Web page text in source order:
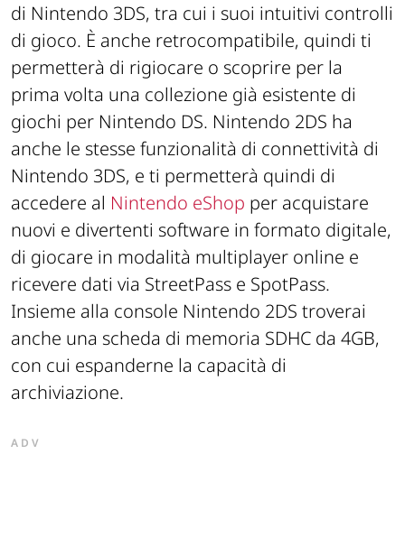
di Nintendo 3DS, tra cui i suoi intuitivi controlli
di gioco. È anche retrocompatibile, quindi ti
permetterà di rigiocare o scoprire per la
prima volta una collezione già esistente di
giochi per Nintendo DS. Nintendo 2DS ha
anche le stesse funzionalità di connettività di
Nintendo 3DS, e ti permetterà quindi di
accedere al Nintendo eShop per acquistare
nuovi e divertenti software in formato digitale,
di giocare in modalità multiplayer online e
ricevere dati via StreetPass e SpotPass.
Insieme alla console Nintendo 2DS troverai
anche una scheda di memoria SDHC da 4GB,
con cui espanderne la capacità di
archiviazione.
ADV